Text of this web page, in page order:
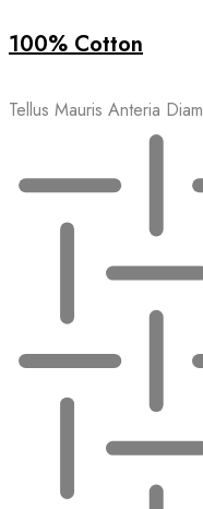
100% Cotton
Tellus Mauris Anteria Diam